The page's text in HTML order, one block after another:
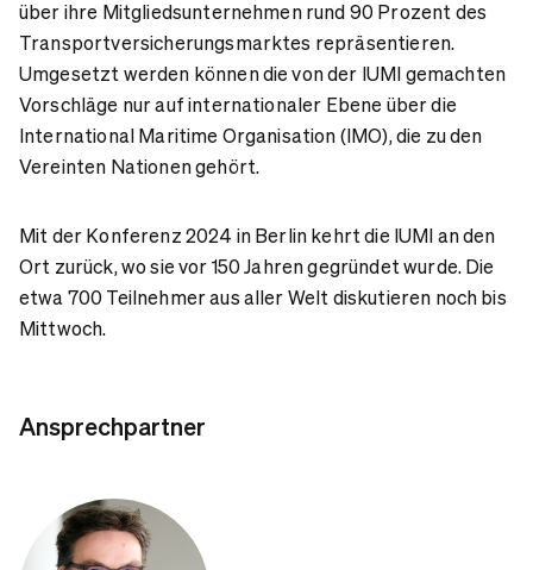
über ihre Mitgliedsunternehmen rund 90 Prozent des
Transportversicherungsmarktes repräsentieren.
Umgesetzt werden können die von der IUMI gemachten
Vorschläge nur auf internationaler Ebene über die
International Maritime Organisation (IMO), die zu den
Vereinten Nationen gehört.
Mit der Konferenz 2024 in Berlin kehrt die IUMI an den
Ort zurück, wo sie vor 150 Jahren gegründet wurde. Die
etwa 700 Teilnehmer aus aller Welt diskutieren noch bis
Mittwoch.
Ansprechpartner